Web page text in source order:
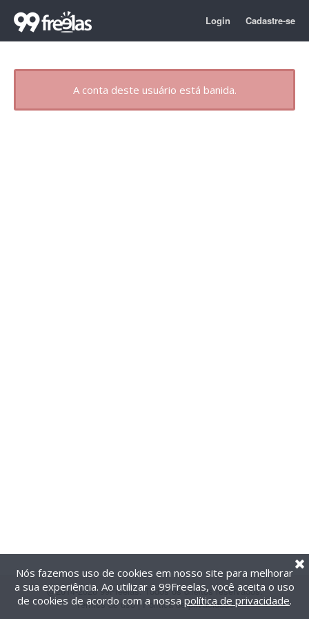
Login Cadastre-se
A conta deste usuário está banida.
@2014-2026 99Freelas. Todos os direitos reservados.
Termos de uso| Política de privacidade
Nós fazemos uso de cookies em nosso site para melhorar
a sua experiência. Ao utilizar a 99Freelas, você aceita o uso
de cookies de acordo com a nossa política de privacidade.